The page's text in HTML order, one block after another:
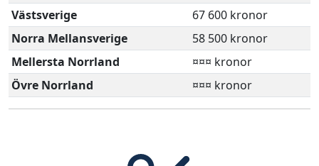
Västsverige
67 600 kronor
Norra Mellansverige
58 500 kronor
Mellersta Norrland
¤¤¤ kronor
Övre Norrland
¤¤¤ kronor